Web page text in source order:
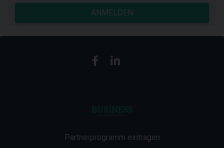
ANMELDEN
Partnerprogramm eintragen